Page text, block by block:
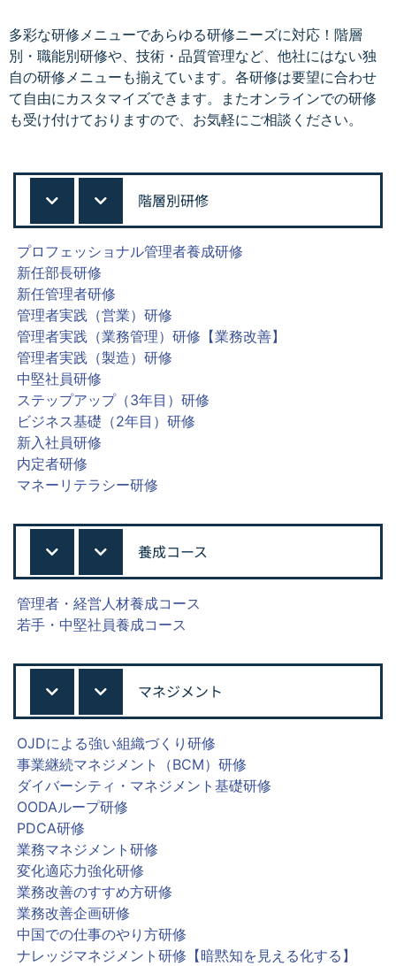
多彩な研修メニューであらゆる研修ニーズに対応！階層
別・職能別研修や、技術・品質管理など、他社にはない独
自の研修メニューも揃えています。各研修は要望に合わせ
て自由にカスタマイズできます。またオンラインでの研修
も受け付けておりますので、お気軽にご相談ください。
階層別研修
プロフェッショナル管理者養成研修
新任部長研修
新任管理者研修
管理者実践（営業）研修
管理者実践（業務管理）研修【業務改善】
管理者実践（製造）研修
中堅社員研修
ステップアップ（3年目）研修
ビジネス基礎（2年目）研修
新入社員研修
内定者研修
マネーリテラシー研修
養成コース
管理者・経営人材養成コース
若手・中堅社員養成コース
マネジメント
OJDによる強い組織づくり研修
事業継続マネジメント（BCM）研修
ダイバーシティ・マネジメント基礎研修
OODAループ研修
PDCA研修
業務マネジメント研修
変化適応力強化研修
業務改善のすすめ方研修
業務改善企画研修
中国での仕事のやり方研修
ナレッジマネジメント研修【暗黙知を見える化する】